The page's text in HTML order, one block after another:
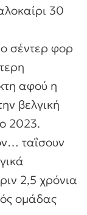
30
σέντερ φορ
αφού η
βελγική
2023.
ταΐσουν
2,5 χρόνια
ομάδας